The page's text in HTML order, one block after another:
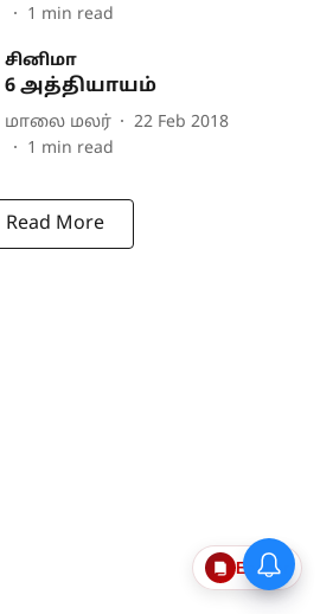
1 min read
சினிமா
6 அத்தியாயம்
மாலை மலர்
22 Feb 2018
1 min read
Read More
Epaper